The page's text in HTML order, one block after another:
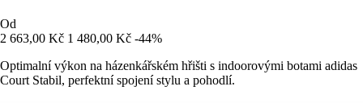
Od
2 663,00 Kč 1 480,00 Kč -44%
Optimalní výkon na házenkářském hřišti s indoorovými botami adidas
Court Stabil, perfektní spojení stylu a pohodlí.